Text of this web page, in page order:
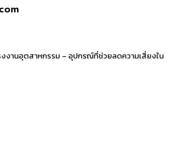
งงานอุตสาหกรรม – อุปกรณ์ที่ช่วยลดความเสี่ยงใน